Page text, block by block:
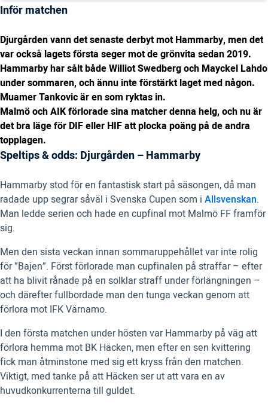
Inför matchen
Djurgården vann det senaste derbyt mot Hammarby, men det
var också lagets första seger mot de grönvita sedan 2019.
Hammarby har sålt både Williot Swedberg och Mayckel Lahdo
under sommaren, och ännu inte förstärkt laget med någon.
Muamer Tankovic är en som ryktas in.
Malmö och AIK förlorade sina matcher denna helg, och nu är
det bra läge för DIF eller HIF att plocka poäng på de andra
topplagen.
Speltips & odds: Djurgården – Hammarby
Hammarby stod för en fantastisk start på säsongen, då man
radade upp segrar såväl i Svenska Cupen som i Allsvenskan.
Man ledde serien och hade en cupfinal mot Malmö FF framför
sig.
Men den sista veckan innan sommaruppehållet var inte rolig
för ”Bajen”. Först förlorade man cupfinalen på straffar – efter
att ha blivit rånade på en solklar straff under förlängningen –
och därefter fullbordade man den tunga veckan genom att
förlora mot IFK Värnamo.
I den första matchen under hösten var Hammarby på väg att
förlora hemma mot BK Häcken, men efter en sen kvittering
fick man åtminstone med sig ett kryss från den matchen.
Viktigt, med tanke på att Häcken ser ut att vara en av
huvudkonkurrenterna till guldet.